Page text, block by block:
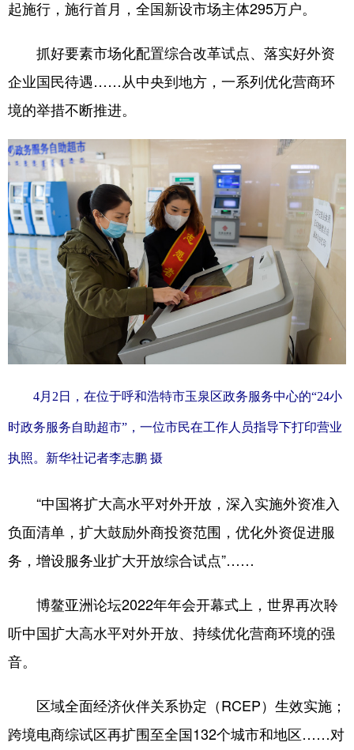
起施行，施行首月，全国新设市场主体295万户。
抓好要素市场化配置综合改革试点、落实好外资
企业国民待遇……从中央到地方，一系列优化营商环
境的举措不断推进。
4月2日，在位于呼和浩特市玉泉区政务服务中心的“24小
时政务服务自助超市”，一位市民在工作人员指导下打印营业
执照。新华社记者李志鹏 摄
“中国将扩大高水平对外开放，深入实施外资准入
负面清单，扩大鼓励外商投资范围，优化外资促进服
务，增设服务业扩大开放综合试点”……
博鳌亚洲论坛2022年年会开幕式上，世界再次聆
听中国扩大高水平对外开放、持续优化营商环境的强
音。
区域全面经济伙伴关系协定（RCEP）生效实施；
跨境电商综试区再扩围至全国132个城市和地区……对